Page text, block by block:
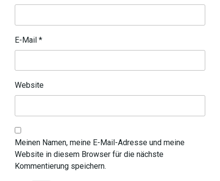
E-Mail *
Website
Meinen Namen, meine E-Mail-Adresse und meine
Website in diesem Browser für die nächste
Kommentierung speichern.